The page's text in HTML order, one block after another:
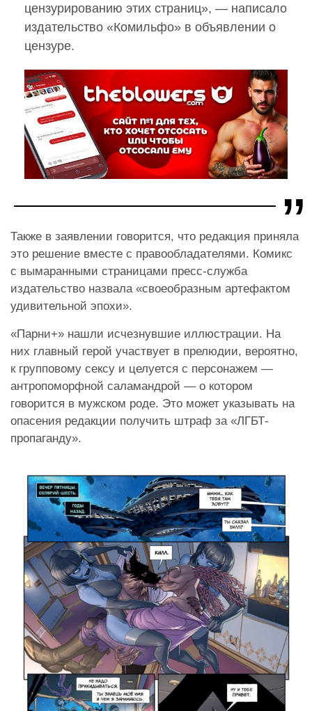
цензурированию этих страниц», — написало
издательство «Комильфо» в объявлении о
цензуре.
Также в заявлении говорится, что редакция приняла
это решение вместе с правообладателями. Комикс
с вымаранными страницами пресс-служба
издательство назвала «своеобразным артефактом
удивительной эпохи».
«Парни+» нашли исчезнувшие иллюстрации. На
них главный герой участвует в прелюдии, вероятно,
к групповому сексу и целуется с персонажем —
антропоморфной саламандрой — о котором
говорится в мужском роде. Это может указывать на
опасения редакции получить штраф за «ЛГБТ-
пропаганду».